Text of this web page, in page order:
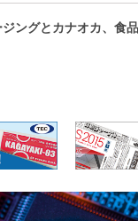
ングとカナオカ、食